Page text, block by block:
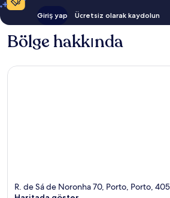
Giriş yap Ücretsiz olarak kaydolun
Bölge hakkında
R. de Sá de Noronha 70, Porto, Porto,